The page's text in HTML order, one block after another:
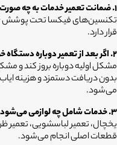
۱. ضمانت تعمیر خدمات به چه صورت است؟
قرار دارد.
۲. اگر بعد از تعمیر دوباره دستگاه خراب شود چه می‌شود؟
مشکل اولیه دوباره بروز کند و
بدون دریافت دستمزد و هزینه
می‌شود.
۳. خدمات شامل چه لوازمی می‌شود؟
یخچال، تعمیر لباسشویی، تعمیر
قطعات اصلی انجام می‌شود.